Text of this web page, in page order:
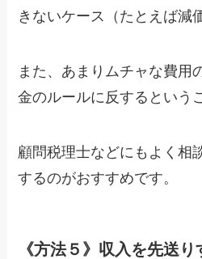
きないケース（たとえば減
また、あまりムチャな費用
金のルールに反するという
顧問税理士などにもよく相
するのがおすすめです。
《方法５》収入を先送り